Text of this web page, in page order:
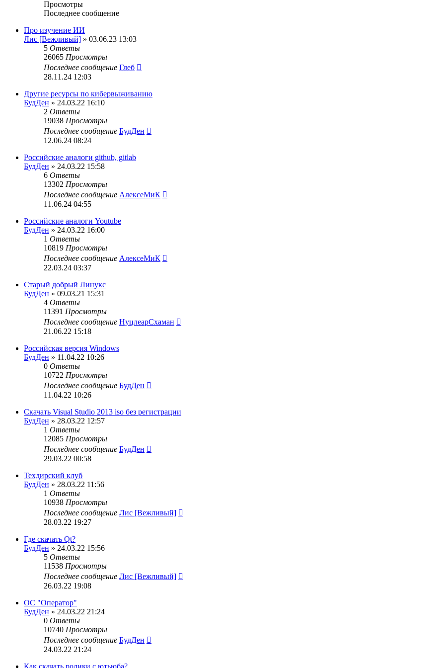
Просмотры
Последнее сообщение
Про изучение ИИ
Лис [Вежливый] » 03.06.23 13:03
5 Ответы
26065 Просмотры
Последнее сообщение Глеб
28.11.24 12:03
Другие ресурсы по кибервыживанию
БудДен » 24.03.22 16:10
2 Ответы
19038 Просмотры
Последнее сообщение БудДен
12.06.24 08:24
Российские аналоги github, gitlab
БудДен » 24.03.22 15:58
6 Ответы
13302 Просмотры
Последнее сообщение АлексеМиК
11.06.24 04:55
Российские аналоги Youtube
БудДен » 24.03.22 16:00
1 Ответы
10819 Просмотры
Последнее сообщение АлексеМиК
22.03.24 03:37
Старый добрый Линукс
БудДен » 09.03.21 15:31
4 Ответы
11391 Просмотры
Последнее сообщение НуцлеарСхаман
21.06.22 15:18
Российская версия Windows
БудДен » 11.04.22 10:26
0 Ответы
10722 Просмотры
Последнее сообщение БудДен
11.04.22 10:26
Скачать Visual Studio 2013 iso без регистрации
БудДен » 28.03.22 12:57
1 Ответы
12085 Просмотры
Последнее сообщение БудДен
29.03.22 00:58
Техдирский клуб
БудДен » 28.03.22 11:56
1 Ответы
10938 Просмотры
Последнее сообщение Лис [Вежливый]
28.03.22 19:27
Где скачать Qt?
БудДен » 24.03.22 15:56
5 Ответы
11538 Просмотры
Последнее сообщение Лис [Вежливый]
26.03.22 19:08
ОС "Оператор"
БудДен » 24.03.22 21:24
0 Ответы
10740 Просмотры
Последнее сообщение БудДен
24.03.22 21:24
Как скачать ролики с ютьюба?